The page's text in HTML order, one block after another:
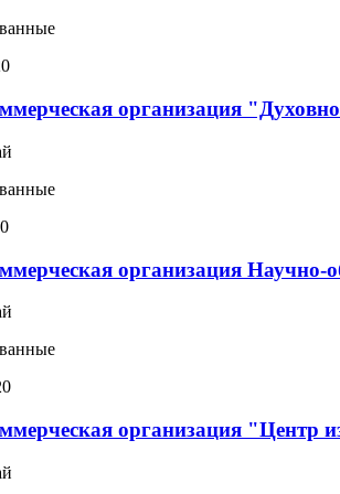
организация
организация Научно-
организация "Центр